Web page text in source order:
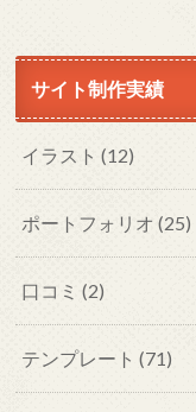
サイト制作実績
イラスト(12)
ポートフォリオ(25)
口コミ(2)
テンプレート(71)